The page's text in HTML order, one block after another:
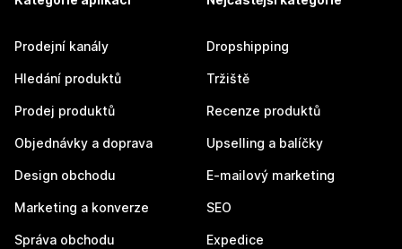
Prodejní kanály
Hledání produktů
Prodej produktů
Objednávky a doprava
Design obchodu
Marketing a konverze
Správa obchodu
Dropshipping
Tržiště
Recenze produktů
Upselling a balíčky
E-mailový marketing
SEO
Expedice